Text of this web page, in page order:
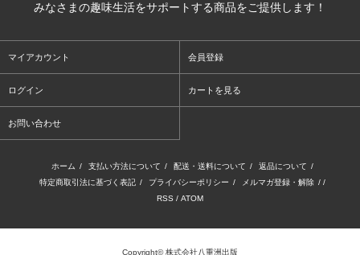
みなさまの趣味生活をサポートする商品をご提供します！
マイアカウント 会員登録
ログイン カートを見る
お問い合わせ
ホーム / 支払い方法について / 配送・送料について / 返品について /
特定商取引法に基づく表記 / プライバシーポリシー / メルマガ登録・解除 / /
RSS / ATOM
Copyright© 株式会社八重洲出版